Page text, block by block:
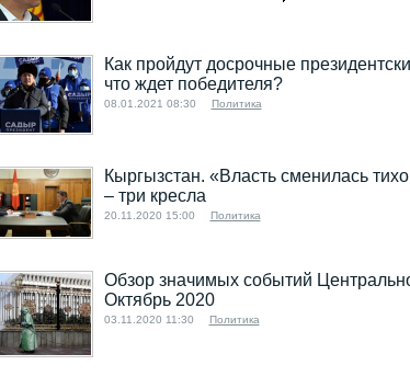
Как пройдут досрочные
что ждет победителя?
08.01.2021 08:30 Политика
Кыргызстан. «Власть сменилась
– три кресла
20.11.2020 15:00 Политика
Обзор значимых событий
Октябрь 2020
03.11.2020 11:30 Политика